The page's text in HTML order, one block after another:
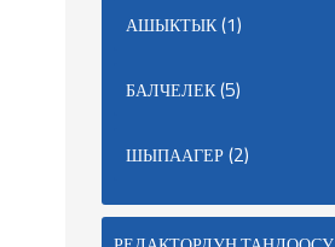
АШЫКТЫК(1)
БАЛЧЕЛЕК(5)
ШЫПААГЕР(2)